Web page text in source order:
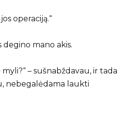
operaciją.“
degino mano akis.
– sušnabždavau, ir tada
nebegalėdama laukti